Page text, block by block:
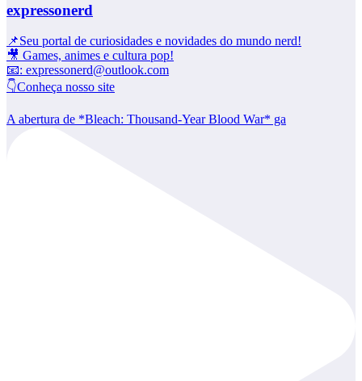
expressonerd
📌Seu portal de curiosidades e novidades do mundo nerd!
🎥 Games, animes e cultura pop!
📧: expressonerd@outlook.com
👇Conheça nosso site
A abertura de *Bleach: Thousand-Year Blood War* ga